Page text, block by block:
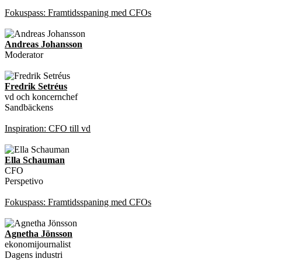
Fokuspass: Framtidsspaning med CFOs
Andreas Johansson
Moderator
Fredrik Setréus
vd och koncernchef
Sandbäckens
Inspiration: CFO till vd
Ella Schauman
CFO
Perspetivo
Fokuspass: Framtidsspaning med CFOs
Agnetha Jönsson
ekonomijournalist
Dagens industri